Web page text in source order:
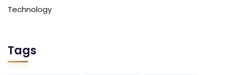
Technology
Tags